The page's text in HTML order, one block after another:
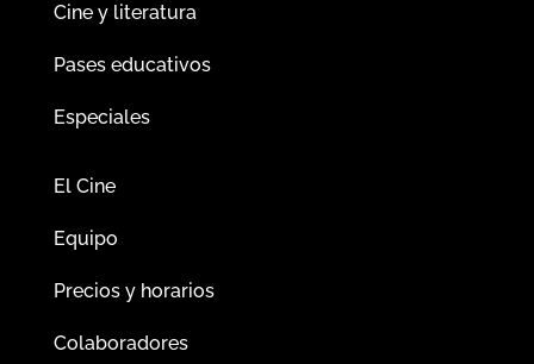
Cine y literatura
Pases educativos
Especiales
El Cine
Equipo
Precios y horarios
Colaboradores